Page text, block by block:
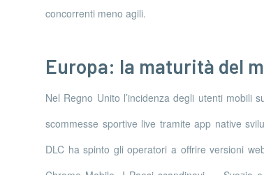
concorrenti meno agili.
Europa: la maturità del
Nel Regno Unito l’incidenza degli utenti mobili
scommesse sportive live tramite app native
DLC ha spinto gli operatori a offrire versioni